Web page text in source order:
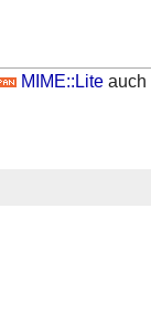
MIME::Liteauch